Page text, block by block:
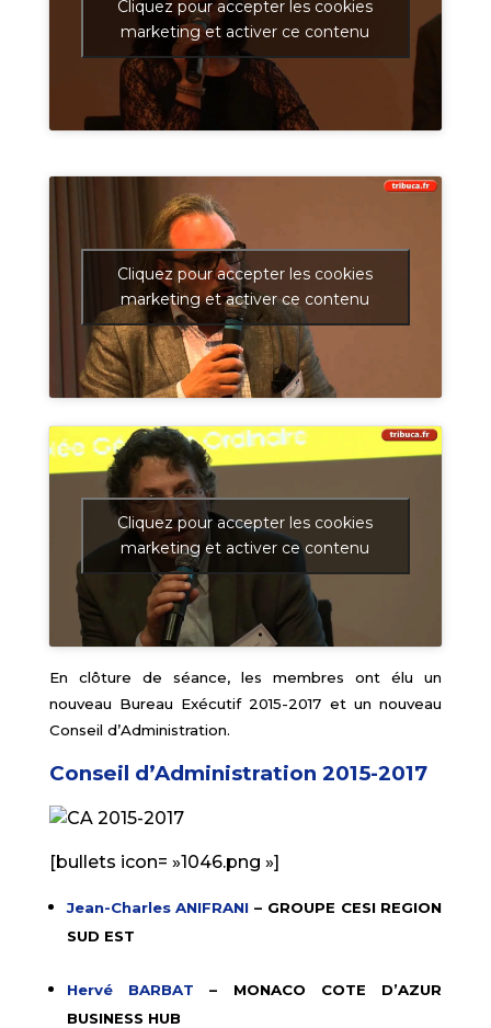
Cliquez pour accepter les cookies
marketing et activer ce contenu
Cliquez pour accepter les cookies
marketing et activer ce contenu
Cliquez pour accepter les cookies
marketing et activer ce contenu
En clôture de séance, les membres ont élu un
nouveau Bureau Exécutif 2015-2017 et un nouveau
Conseil d’Administration.
Conseil d’Administration 2015-2017
[bullets icon= »1046.png »]
Jean-Charles ANIFRANI– GROUPE CESI REGION
SUD EST
Hervé BARBAT– MONACO COTE D’AZUR
BUSINESS HUB